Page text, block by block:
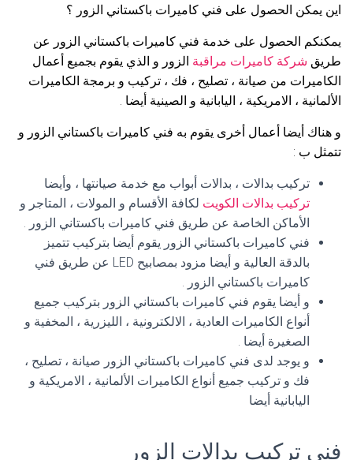
اين يمكن الحصول على فني كاميرات باكستاني الزور ؟
يمكنكم الحصول على خدمة فني كاميرات باكستاني الزور عن
طريق شركة كاميرات مراقبة الزور و الذي يقوم بجميع أعمال
الكاميرات من صيانة ، تصليح ، فك ، تركيب و برمجة الكاميرات
الألمانية ، الامريكية ، اليابانية و الصينية أيضا .
و هناك أيضا أعمال أخرى يقوم به فني كاميرات باكستاني الزور و
تتمثل ب :
تركيب بدالات ، بدالات أبواب مع خدمة صيانتها ، وأيضا
تركيب بدالات الكويت لكافة الأقسام و المولات ، المتاجر و
الأماكن الخاصة عن طريق فني كاميرات باكستاني الزور .
فني كاميرات باكستاني الزور يقوم أيضا بتركيب تتميز
بالدقة العالية و أيضا مزود بمصابيح LED عن طريق فني
كاميرات باكستاني الزور .
و أيضا يقوم فني كاميرات باكستاني الزور بتركيب جميع
أنواع الكاميرات العادية ، الالكترونية ، الليزرية ، المخفية و
الصغيرة أيضا .
و يوجد لدى فني كاميرات باكستاني الزور صيانة ، تصليح ،
فك و تركيب جميع أنواع الكاميرات الألمانية ، الامريكية و
اليابانية أيضا
فني تركيب بدالات الزور